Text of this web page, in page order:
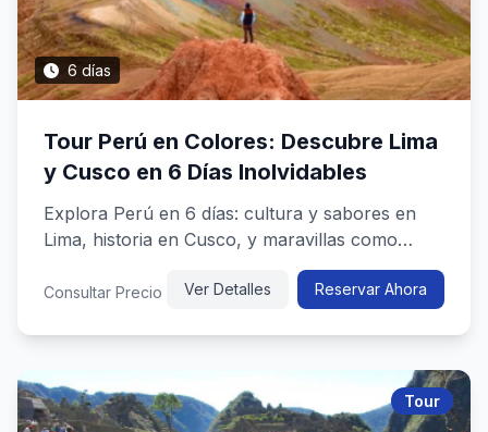
6 días
Tour Perú en Colores: Descubre Lima
y Cusco en 6 Días Inolvidables
Explora Perú en 6 días: cultura y sabores en
Lima, historia en Cusco, y maravillas como
Machu Picchu y la Montaña de ...
Consultar Precio Ver Detalles Reservar Ahora
Tour